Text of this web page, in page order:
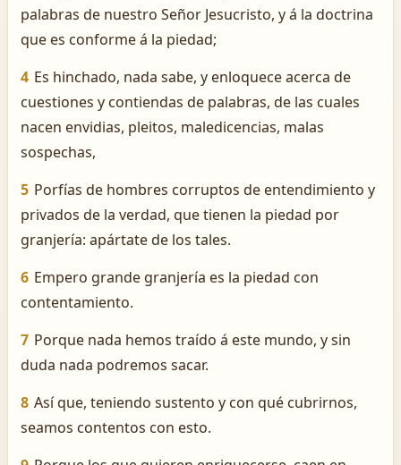
palabras de nuestro Señor Jesucristo, y á la doctrina
que es conforme á la piedad;
4 Es hinchado, nada sabe, y enloquece acerca de
cuestiones y contiendas de palabras, de las cuales
nacen envidias, pleitos, maledicencias, malas
sospechas,
5 Porfías de hombres corruptos de entendimiento y
privados de la verdad, que tienen la piedad por
granjería: apártate de los tales.
6 Empero grande granjería es la piedad con
contentamiento.
7 Porque nada hemos traído á este mundo, y sin
duda nada podremos sacar.
8 Así que, teniendo sustento y con qué cubrirnos,
seamos contentos con esto.